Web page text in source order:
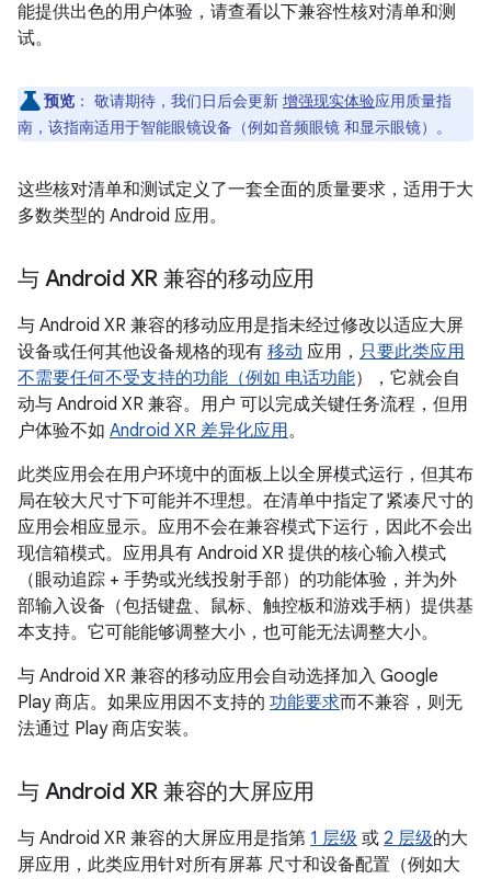
能提供出色的用户体验，请查看以下兼容性核对清单和测
试。
预览 ： 敬请期待，我们日后会更新 增强现实体验应用质量指
南，该指南适用于智能眼镜设备（例如音频眼镜 和显示眼镜）。
这些核对清单和测试定义了一套全面的质量要求，适用于大
多数类型的 Android 应用。
与 Android XR 兼容的移动应用
与 Android XR 兼容的移动应用是指未经过修改以适应大屏
设备或任何其他设备规格的现有 移动 应用， 只要此类应用
不需要任何不受支持的功能（例如 电话功能），它就会自
动与 Android XR 兼容。用户 可以完成关键任务流程，但用
户体验不如 Android XR 差异化应用。
此类应用会在用户环境中的面板上以全屏模式运行，但其布
局在较大尺寸下可能并不理想。在清单中指定了紧凑尺寸的
应用会相应显示。应用不会在兼容模式下运行，因此不会出
现信箱模式。应用具有 Android XR 提供的核心输入模式
（眼动追踪 + 手势或光线投射手部）的功能体验，并为外
部输入设备（包括键盘、鼠标、触控板和游戏手柄）提供基
本支持。它可能能够调整大小，也可能无法调整大小。
与 Android XR 兼容的移动应用会自动选择加入 Google
Play 商店。如果应用因不支持的 功能要求而不兼容，则无
法通过 Play 商店安装。
与 Android XR 兼容的大屏应用
与 Android XR 兼容的大屏应用是指第 1 层级 或 2 层级的大
屏应用，此类应用针对所有屏幕 尺寸和设备配置（例如大